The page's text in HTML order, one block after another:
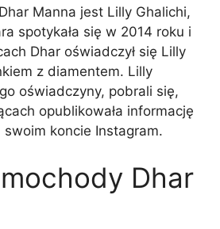
Manna jest Lilly Ghalichi,
spotykała się w 2014 roku i
Dhar oświadczył się Lilly
z diamentem. Lilly
oświadczyny, pobrali się,
opublikowała informację
koncie Instagram.
Dhar